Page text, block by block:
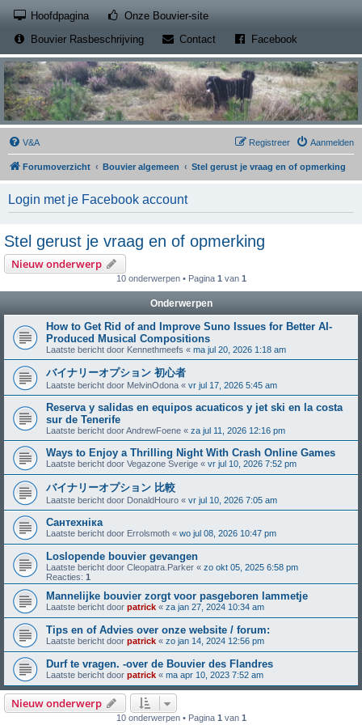
Hoofdpagina Onze Bouvier-site(Opens a new tab)
Bouvier Rasbeschrijving
Contact(Opens a new tab)
Facebook
V&A Aanmelden
Registreer
Forumoverzicht Bouvier algemeen Stel gerust je vraag en of opmerking
Login met je Facebook account
Stel gerust je vraag en of opmerking
Nieuw onderwerp
10 onderwerpen • Pagina 1 van 1
Onderwerpen
How to Get Rid of and Improve Suno Issues for Better AI-
Produced Musical Compositions
Laatste bericht door Kennethmeefs « ma jul 20, 2026 1:18 am
バイナリーオプション 初心者
Laatste bericht door MelvinOdona « vr jul 17, 2026 5:45 am
Reserva y salidas en equipos acuaticos y jet ski en la costa
sur de Tenerife
Laatste bericht doorAndrewFoene « za jul 11, 2026 12:16 pm
Ways to Enjoy a Thrilling Night With Crash Online Games
Laatste bericht door Vegazone Sverige « vr jul 10, 2026 7:52 pm
バイナリーオプション 比較
Laatste bericht door DonaldHouro « vr jul 10, 2026 7:05 am
Сантехніка
Laatste bericht door Errolsmoth « wo jul 08, 2026 10:47 pm
Loslopende bouvier gevangen
Laatste bericht door Cleopatra.Parker « zo okt 05, 2025 6:58 pm
Reacties: 1
Mannelijke bouvier zorgt voor pasgeboren lammetje
Laatste bericht door patrick « za jan 27, 2024 10:34 am
Tips en of Advies over onze website / forum:
Laatste bericht door patrick « zo jan 14, 2024 12:56 pm
Durf te vragen. -over de Bouvier des Flandres
Laatste bericht door patrick « ma apr 10, 2023 7:52 am
Nieuw onderwerp
10 onderwerpen • Pagina 1 van 1